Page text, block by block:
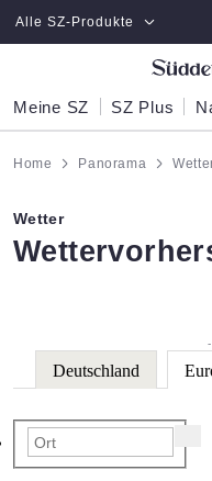
Zum Hauptinhalt springen
Alle SZ-Produkte
Meine SZ SZ Plus
Home Panorama
Wetter
:
Deutschland